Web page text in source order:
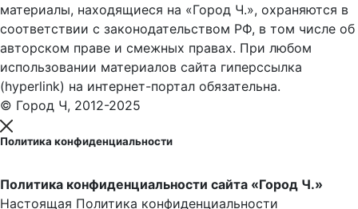
материалы, находящиеся на «Город Ч.», охраняются в
соответствии с законодательством РФ, в том числе об
авторском праве и смежных правах. При любом
использовании материалов сайта гиперссылка
(hyperlink) на интернет-портал обязательна.
© Город Ч, 2012-2025
Политика конфиденциальности
Политика конфиденциальности сайта «Город Ч.»
Настоящая Политика конфиденциальности